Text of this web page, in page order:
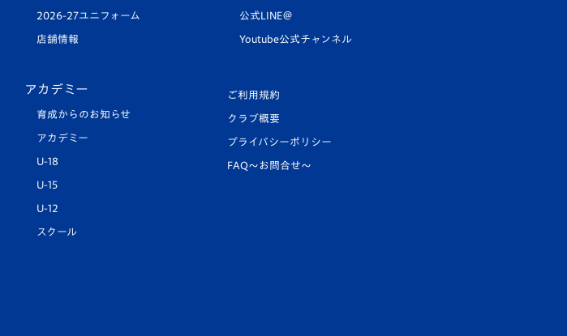
2026-27ユニフォーム
店舗情報
アカデミー
育成からのお知らせ
アカデミー
U-18
U-15
U-12
スクール
公式LINE＠
Youtube公式チャンネル
ご利用規約
クラブ概要
プライバシーポリシー
FAQ〜お問合せ〜